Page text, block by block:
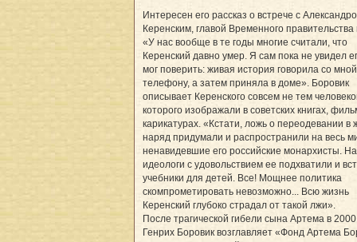
Интересен его рассказ о встрече с
Керенским, главой Временного правительства
«У нас вообще в те годы многие считали, что
Керенский давно умер. Я сам пока не увидел
мог поверить: живая история говорила со
телефону, а затем приняла в доме». Боровик
описывает Керенского совсем не тем
которого изображали в советских книгах,
карикатурах. «Кстати, ложь о переодевании в
наряд придумали и распространили на весь
ненавидевшие его российские монархисты.
идеологи с удовольствием ее подхватили и
учебники для детей. Все! Мощнее политика
скомпрометировать невозможно... Всю жизнь
Керенский глубоко страдал от такой лжи».
После трагической гибели сына Артема в 2000
Генрих Боровик возглавляет «Фонд Артема